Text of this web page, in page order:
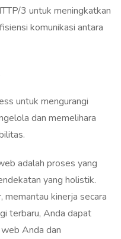
3 untuk meningkatkan
komunikasi antara
untuk mengurangi
dan memelihara
adalah proses yang
yang holistik.
memantau kinerja secara
terbaru, Anda dapat
Anda dan